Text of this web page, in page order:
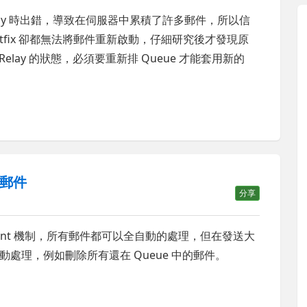
出錯，導致在伺服器中累積了許多郵件，所以信
卻都無法將郵件重新啟動，仔細研究後才發現原
的狀態，必須要重新排 Queue 才能套用新的
件
分享
制，所有郵件都可以全自動的處理，但在發送大
理，例如刪除所有還在 Queue 中的郵件。